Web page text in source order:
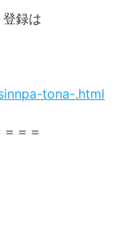
録は
tona-.html
＝＝